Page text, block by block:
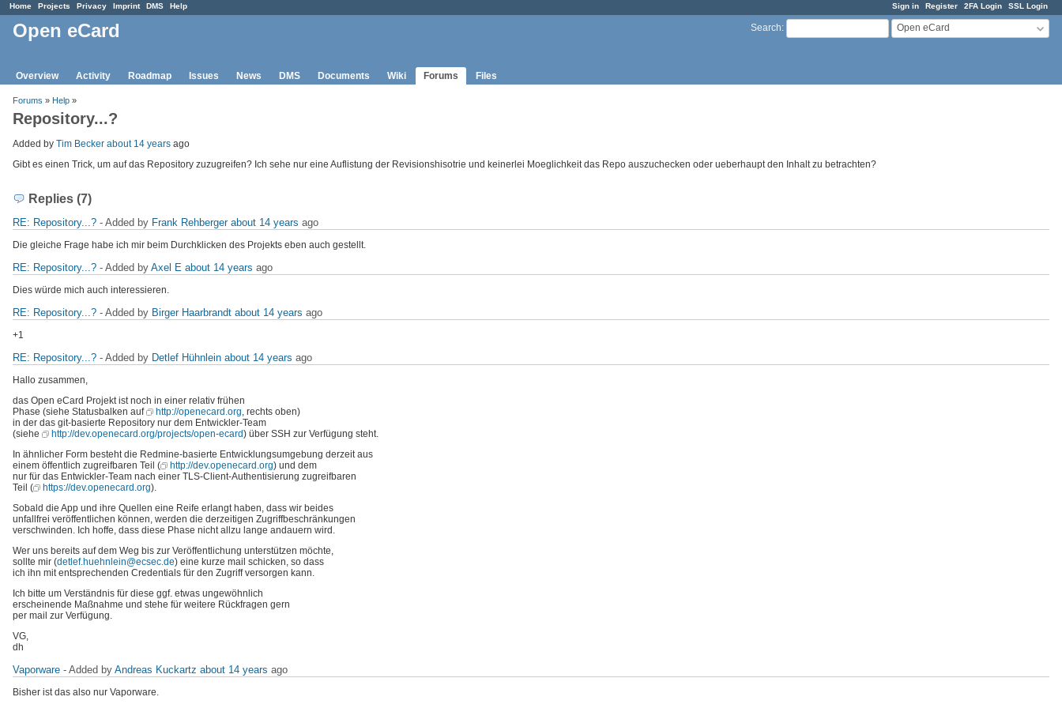
Sign in Register 2FA Login SSL Login
Home Projects Privacy Imprint DMS Help
Search: Open eCard
Open eCard
Overview Activity Roadmap Issues News DMS Documents Wiki Forums Files
Forums » Help »
Repository...?
Added by Tim Becker about 14 years ago
Gibt es einen Trick, um auf das Repository zuzugreifen? Ich sehe nur eine Auflistung der Revisionshisotrie und keinerlei Moeglichkeit das Repo auszuchecken oder ueberhaupt den Inhalt zu betrachten?
Replies (7)
RE: Repository...? - Added by Frank Rehberger about 14 years ago
Die gleiche Frage habe ich mir beim Durchklicken des Projekts eben auch gestellt.
RE: Repository...? - Added by Axel E about 14 years ago
Dies würde mich auch interessieren.
RE: Repository...? - Added by Birger Haarbrandt about 14 years ago
+1
RE: Repository...? - Added by Detlef Hühnlein about 14 years ago
Hallo zusammen,
das Open eCard Projekt ist noch in einer relativ frühen
Phase (siehe Statusbalken auf
http://openecard.org, rechts oben)
in der das git-basierte Repository nur dem Entwickler-Team
(siehe
http://dev.openecard.org/projects/open-ecard) über SSH zur Verfügung steht.
In ähnlicher Form besteht die Redmine-basierte Entwicklungsumgebung derzeit aus
einem öffentlich zugreifbaren Teil (
http://dev.openecard.org) und dem
nur für das Entwickler-Team nach einer TLS-Client-Authentisierung zugreifbaren
Teil (
https://dev.openecard.org).
Sobald die App und ihre Quellen eine Reife erlangt haben, dass wir beides
unfallfrei veröffentlichen können, werden die derzeitigen Zugriffbeschränkungen
verschwinden. Ich hoffe, dass diese Phase nicht allzu lange andauern wird.
Wer uns bereits auf dem Weg bis zur Veröffentlichung unterstützen möchte,
sollte mir (detlef.huehnlein@ecsec.de) eine kurze mail schicken, so dass
ich ihn mit entsprechenden Credentials für den Zugriff versorgen kann.
Ich bitte um Verständnis für diese ggf. etwas ungewöhnlich
erscheinende Maßnahme und stehe für weitere Rückfragen gern
per mail zur Verfügung.
VG,
dh
Vaporware - Added by Andreas Kuckartz about 14 years ago
Bisher ist das also nur Vaporware.